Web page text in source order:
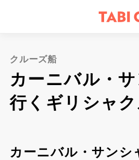
クルーズ船
カーニバル・
行くギリシャ
カーニバル・サン